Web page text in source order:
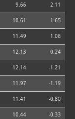
9.66 2.11
10.61 1.65
11.49 1.06
12.13 0.24
12.14 -1.21
11.97 -1.19
11.41 -0.80
10.44 -0.33